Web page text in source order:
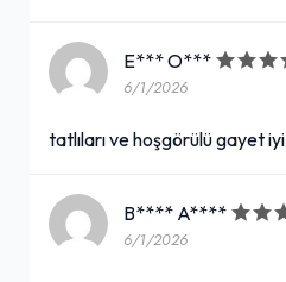
E*** O***
6/1/2026
tatlıları ve hoşgörülü gayet iyi
B**** A****
6/1/2026